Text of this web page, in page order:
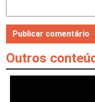
Outros